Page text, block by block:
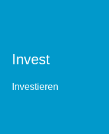
Invest
Investieren